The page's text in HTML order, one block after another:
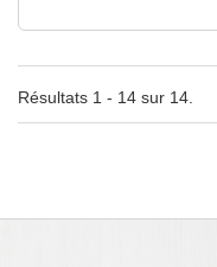
Résultats 1 - 14 sur 14.